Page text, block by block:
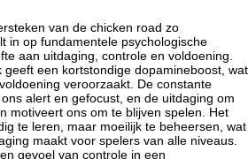
van de chicken road zo
in op fundamentele psychologische
aan uitdaging, controle en voldoening.
geeft een kortstondige dopamineboost, wat
veroorzaakt. De constante
alert en gefocust, en de uitdaging om
motiveert ons om te blijven spelen. Het
te leren, maar moeilijk te beheersen, wat
maakt voor spelers van alle niveaus.
gevoel van controle in een